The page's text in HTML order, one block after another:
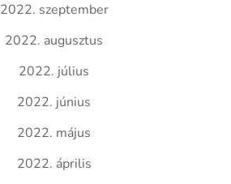
2022. szeptember
2022. augusztus
2022. július
2022. június
2022. május
2022. április